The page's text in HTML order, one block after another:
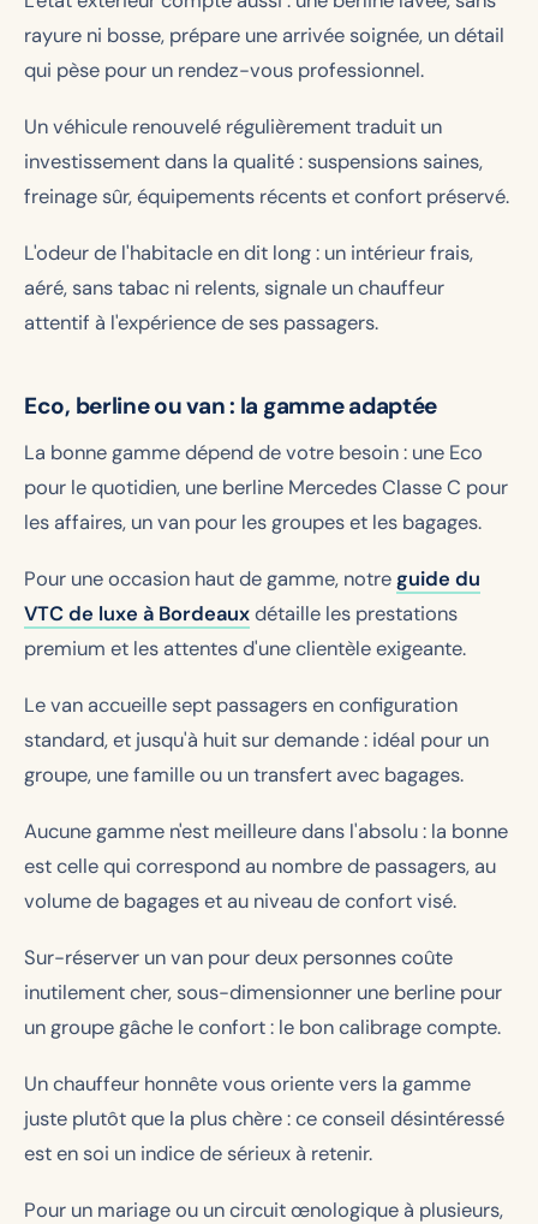
rayure ni bosse, prépare une arrivée soignée, un détail
qui pèse pour un rendez-vous professionnel.
Un véhicule renouvelé régulièrement traduit un
investissement dans la qualité : suspensions saines,
freinage sûr, équipements récents et confort préservé.
L'odeur de l'habitacle en dit long : un intérieur frais,
aéré, sans tabac ni relents, signale un chauffeur
attentif à l'expérience de ses passagers.
Eco, berline ou van : la gamme adaptée
La bonne gamme dépend de votre besoin : une Eco
pour le quotidien, une berline Mercedes Classe C pour
les affaires, un van pour les groupes et les bagages.
Pour une occasion haut de gamme, notreguide du
VTC de luxe à Bordeauxdétaille les prestations
premium et les attentes d'une clientèle exigeante.
Le van accueille sept passagers en configuration
standard, et jusqu'à huit sur demande : idéal pour un
groupe, une famille ou un transfert avec bagages.
Aucune gamme n'est meilleure dans l'absolu : la bonne
est celle qui correspond au nombre de passagers, au
volume de bagages et au niveau de confort visé.
Sur-réserver un van pour deux personnes coûte
inutilement cher, sous-dimensionner une berline pour
un groupe gâche le confort : le bon calibrage compte.
Un chauffeur honnête vous oriente vers la gamme
juste plutôt que la plus chère : ce conseil désintéressé
est en soi un indice de sérieux à retenir.
Pour un mariage ou un circuit œnologique à plusieurs,